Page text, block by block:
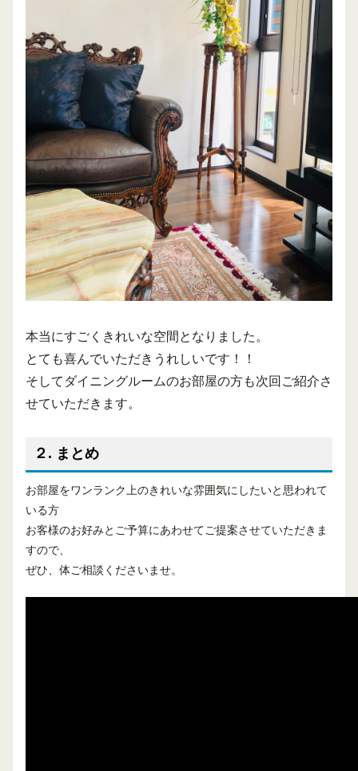
本当にすごくきれいな空間となりました。
とても喜んでいただきうれしいです！！
そしてダイニングルームのお部屋の方も次回ご紹介さ
せていただきます。
２. まとめ
お部屋をワンランク上のきれいな雰囲気にしたいと思われて
いる方
お客様のお好みとご予算にあわせてご提案させていただきま
すので、
ぜひ、体ご相談くださいませ。